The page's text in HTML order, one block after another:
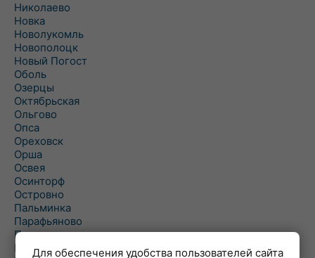
Николаево
Новка
Новолукомль
Новополоцк
Новый Погост
Оболь
Озерцы
Октябрьская
Ольгово
Опса
Ореховск
Орша
Освея
Осинторф
Островно
Пальминка
Парафьяново
Плисса
ПовятьеДля обеспечения удобства пользователей сайта